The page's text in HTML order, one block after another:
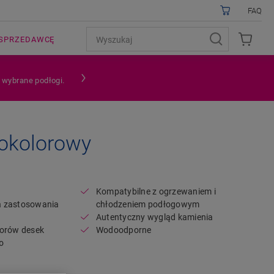
FAQ
podłogi.
zastosowania
desek
Kompatybilne z ogrzewaniem i
chłodzeniem podłogowym
Autentyczny wygląd kamienia
Wodoodporne